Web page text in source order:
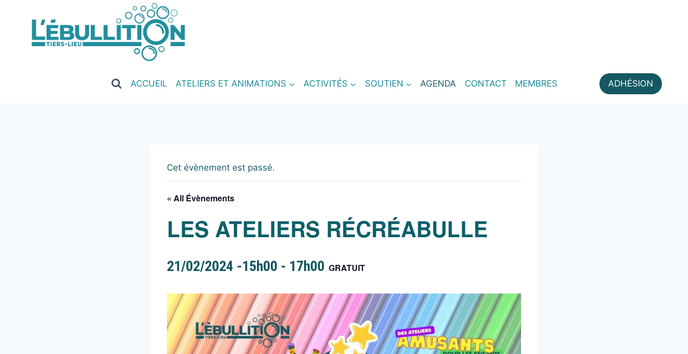
ACCUEIL ATELIERS ET ANIMATIONS ACTIVITÉS SOUTIEN AGENDA CONTACT MEMBRES ADHÉSION
Cet évènement est passé.
« All Évènements
LES ATELIERS RÉCRÉABULLE
21/02/2024 -15h00 - 17h00 GRATUIT